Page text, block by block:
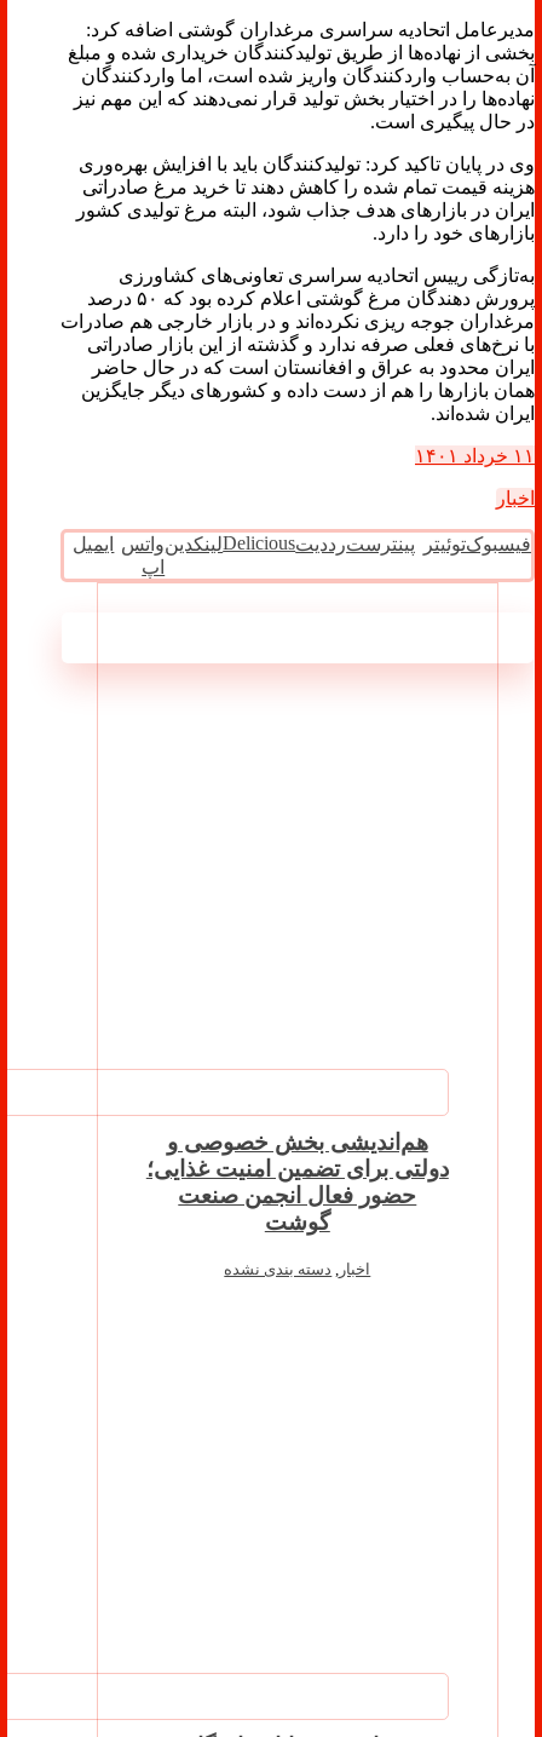
مدیرعامل اتحادیه سراسری مرغداران گوشتی اضافه کرد:
بخشی از نهاده‌ها از طریق تولیدکنندگان خریداری شده و مبلغ
آن به‌حساب واردکنندگان واریز شده است، اما واردکنندگان
نهاده‌ها را در اختیار بخش تولید قرار نمی‌دهند که این مهم نیز
در حال پیگیری است.
وی در پایان تاکید کرد: تولیدکنندگان باید با افزایش بهره‌وری
هزینه قیمت تمام شده را کاهش دهند تا خرید مرغ صادراتی
ایران در بازارهای هدف جذاب شود، البته مرغ تولیدی کشور
بازارهای خود را دارد.
به‌تازگی رییس اتحادیه سراسری تعاونی‌های کشاورزی
پرورش دهندگان مرغ گوشتی اعلام کرده بود که ۵۰ درصد
مرغداران جوجه ریزی نکرده‌اند و در بازار خارجی هم صادرات
با نرخ‌های فعلی صرفه ندارد و گذشته از این بازار صادراتی
ایران محدود به عراق و افغانستان است که در حال حاضر
همان بازارها را هم از دست داده و کشورهای دیگر جایگزین
ایران شده‌اند.
۱۱ خرداد ۱۴۰۱
اخبار
فیسبوکتوئیتر پینترسترددیتDeliciousلینکدینواتس
اپ
ایمیل
هم‌اندیشی بخش خصوصی و
دولتی برای تضمین امنیت غذایی؛
حضور فعال انجمن صنعت
گوشت
اخبار , دسته بندی نشده